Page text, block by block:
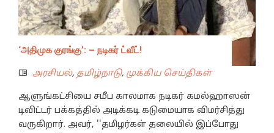
‘அதிமுக குரங்கு’: – நடிகர் ட்வீட்!
அரசியல், தமிழ்நாடு, முக்கிய செய்திகள்
ஆளுங்கட்சியை சமீப காலமாக நடிகர் கமல்ஹாஸன்
டிவிட்டர் பக்கத்தில் அடிக்கடி கடுமையாக விமர்சித்து
வருகிறார். அவர், ''தமிழர்கள் தலையில் இப்போது